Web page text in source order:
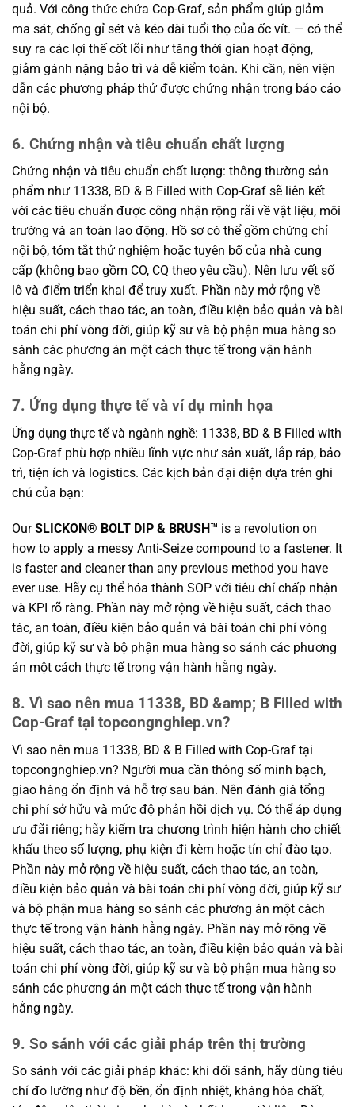
quả. Với công thức chứa Cop-Graf, sản phẩm giúp giảm
ma sát, chống gỉ sét và kéo dài tuổi thọ của ốc vít. — có thể
suy ra các lợi thế cốt lõi như tăng thời gian hoạt động,
giảm gánh nặng bảo trì và dễ kiểm toán. Khi cần, nên viện
dẫn các phương pháp thử được chứng nhận trong báo cáo
nội bộ.
6. Chứng nhận và tiêu chuẩn chất lượng
Chứng nhận và tiêu chuẩn chất lượng: thông thường sản
phẩm như 11338, BD & B Filled with Cop-Graf sẽ liên kết
với các tiêu chuẩn được công nhận rộng rãi về vật liệu, môi
trường và an toàn lao động. Hồ sơ có thể gồm chứng chỉ
nội bộ, tóm tắt thử nghiệm hoặc tuyên bố của nhà cung
cấp (không bao gồm CO, CQ theo yêu cầu). Nên lưu vết số
lô và điểm triển khai để truy xuất. Phần này mở rộng về
hiệu suất, cách thao tác, an toàn, điều kiện bảo quản và bài
toán chi phí vòng đời, giúp kỹ sư và bộ phận mua hàng so
sánh các phương án một cách thực tế trong vận hành
hằng ngày.
7. Ứng dụng thực tế và ví dụ minh họa
Ứng dụng thực tế và ngành nghề: 11338, BD & B Filled with
Cop-Graf phù hợp nhiều lĩnh vực như sản xuất, lắp ráp, bảo
trì, tiện ích và logistics. Các kịch bản đại diện dựa trên ghi
chú của bạn:
OurSLICKON® BOLT DIP & BRUSH™ is a revolution on
how to apply a messy Anti-Seize compound to a fastener. It
is faster and cleaner than any previous method you have
ever use. Hãy cụ thể hóa thành SOP với tiêu chí chấp nhận
và KPI rõ ràng. Phần này mở rộng về hiệu suất, cách thao
tác, an toàn, điều kiện bảo quản và bài toán chi phí vòng
đời, giúp kỹ sư và bộ phận mua hàng so sánh các phương
án một cách thực tế trong vận hành hằng ngày.
8. Vì sao nên mua 11338, BD &amp; B Filled with
Cop-Graf tại topcongnghiep.vn?
Vì sao nên mua 11338, BD & B Filled with Cop-Graf tại
topcongnghiep.vn? Người mua cần thông số minh bạch,
giao hàng ổn định và hỗ trợ sau bán. Nên đánh giá tổng
chi phí sở hữu và mức độ phản hồi dịch vụ. Có thể áp dụng
ưu đãi riêng; hãy kiểm tra chương trình hiện hành cho chiết
khấu theo số lượng, phụ kiện đi kèm hoặc tín chỉ đào tạo.
Phần này mở rộng về hiệu suất, cách thao tác, an toàn,
điều kiện bảo quản và bài toán chi phí vòng đời, giúp kỹ sư
và bộ phận mua hàng so sánh các phương án một cách
thực tế trong vận hành hằng ngày. Phần này mở rộng về
hiệu suất, cách thao tác, an toàn, điều kiện bảo quản và bài
toán chi phí vòng đời, giúp kỹ sư và bộ phận mua hàng so
sánh các phương án một cách thực tế trong vận hành
hằng ngày.
9. So sánh với các giải pháp trên thị trường
So sánh với các giải pháp khác: khi đối sánh, hãy dùng tiêu
chí đo lường như độ bền, ổn định nhiệt, kháng hóa chất,